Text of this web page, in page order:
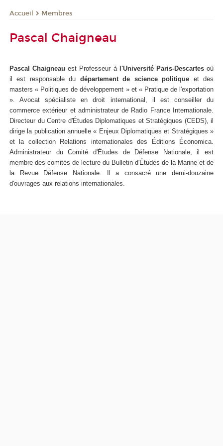
Accueil Membres
Pascal Chaigneau
Pascal Chaigneau est Professeur à l'Université Paris-Descartesoù
il est responsable du département de science politique et des
masters « Politiques de développement » et « Pratique de l'exportation
». Avocat spécialiste en droit international, il est conseiller du
commerce extérieur et administrateur de Radio France Internationale.
Directeur du Centre d'Études Diplomatiques et Stratégiques (CEDS), il
dirige la publication annuelle « Enjeux Diplomatiques et Stratégiques »
et la collection Relations internationales des Éditions Économica.
Administrateur du Comité d'Études de Défense Nationale, il est
membre des comités de lecture du Bulletin d'Études de la Marine et de
la Revue Défense Nationale. Il a consacré une demi-douzaine
d'ouvrages aux relations internationales.